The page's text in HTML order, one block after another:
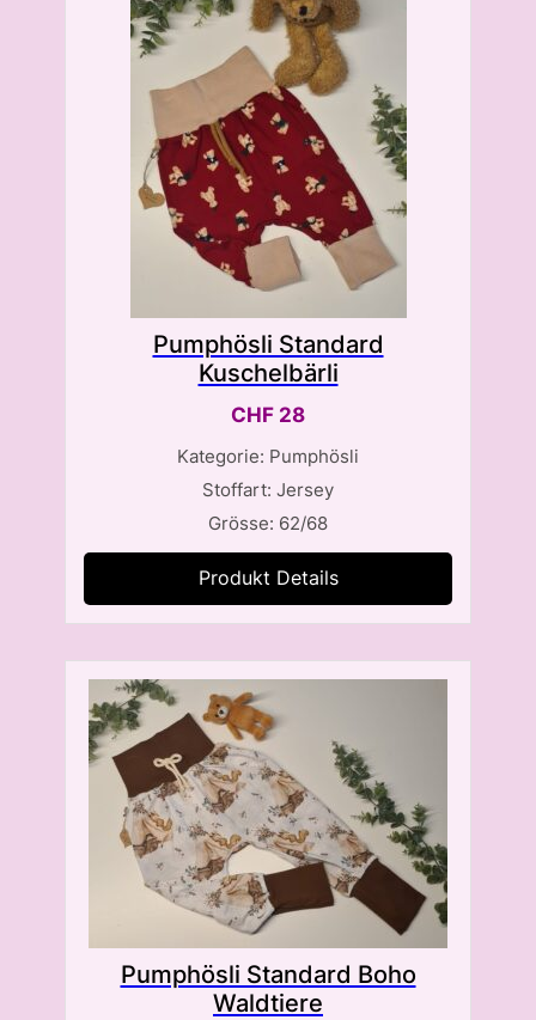
Pumphösli Standard
Kuschelbärli
CHF 28
Kategorie: Pumphösli
Stoffart: Jersey
Grösse: 62/68
Produkt Details
Pumphösli Standard Boho
Waldtiere